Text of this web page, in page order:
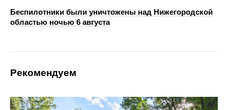
Беспилотники были уничтожены над Нижегородской
областью ночью 6 августа
Рекомендуем